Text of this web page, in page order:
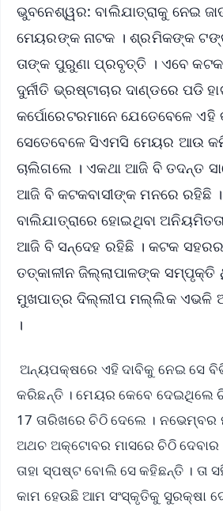
ଭୁବନେଶ୍ୱର: ବାଲିଯାତ୍ରାକୁ ନେଇ
ମେୟରଙ୍କ ନାଟକ । ଶ୍ରମିକଙ୍କ
ତାଙ୍କ ପୁରୁଣା ପ୍ରବୃତ୍ତି । ଏବେ
ଦୁର୍ନୀତି ଭ୍ରଷ୍ଟାଚାର ଦାଣ୍ଡରେ ପଡି
କର୍ପୋରେଟରମାନେ ଯେତେବେଳେ ଏହି
ସେତେବେଳେ ସିଏମସି ମେୟର ଆଉ
ଚାଲିଗଲେ । ଏକଥା ଆଜି ବି ତଦନ୍ତ
ଆଜି ବି କଟକବାସୀଙ୍କ ମନରେ ରହିଛି ।
ବାଲିଯାତ୍ରାରେ ହୋଇଥିବା ଅନିୟମିତତା
ଆଜି ବି ସନ୍ଦେହ ରହିଛି । କଟକ ସହରର
ତତ୍କାଳୀନ ଜିଲ୍ଲାପାଳଙ୍କ ସମ୍ପୃକ୍ତି
ମୁଖପାତ୍ର ଦିଲ୍ଲୀପ ମଲ୍ଲିକ ଏଭଳି
।
ଅନ୍ୟପକ୍ଷରେ ଏହି ଦାବିକୁ ନେଇ ସେ
କରିଛନ୍ତି । ମେୟର କେବେ ଦେଇଥିଲେ
17 ତାରିଖରେ ଚିଠି ଦେଲେ । ନଭେମ୍ବର
ଅଥଚ ଅକ୍ଟୋବର ମାସରେ ଚିଠି
ତାହା ସ୍ପଷ୍ଟ ବୋଲି ସେ କହିଛନ୍ତି । ତା
କାମ ହେଉଛି ଆମ ସଂସ୍କୃତିକୁ ସୁରକ୍ଷା